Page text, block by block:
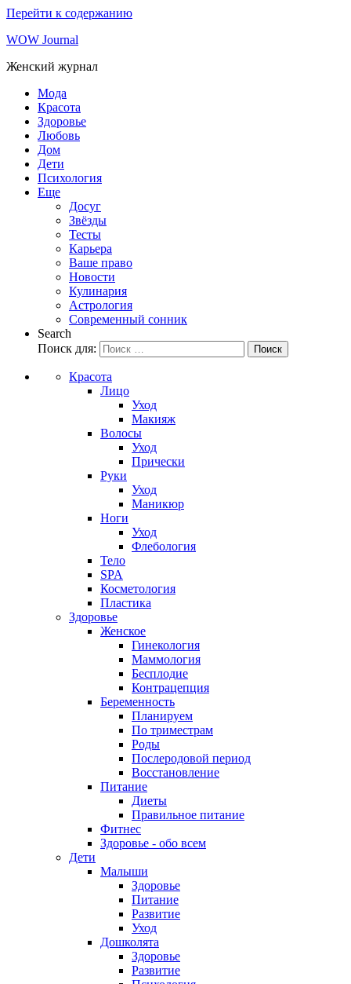
Перейти к содержанию
WOW Journal
Женский журнал
Мода
Красота
Здоровье
Любовь
Дом
Дети
Психология
Еще
Досуг
Звёзды
Тесты
Карьера
Ваше право
Новости
Кулинария
Астрология
Современный сонник
Search
Поиск для:
Поиск
Красота
Лицо
Уход
Макияж
Волосы
Уход
Прически
Руки
Уход
Маникюр
Ноги
Уход
Флебология
Тело
SPA
Косметология
Пластика
Здоровье
Женское
Гинекология
Маммология
Бесплодие
Контрацепция
Беременность
Планируем
По триместрам
Роды
Послеродовой период
Восстановление
Питание
Диеты
Правильное питание
Фитнес
Здоровье - обо всем
Дети
Малыши
Здоровье
Питание
Развитие
Уход
Дошколята
Здоровье
Развитие